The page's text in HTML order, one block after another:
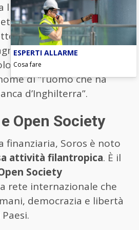
globale nel 1992,
“mercoledì nero”,
contro la sterlina
circa un miliardo
giorno. Questo episodio
di “l’uomo che ha
d’Inghilterra”.
Open Society
finanziaria, Soros è noto
attività filantropica. È il
Society
rete internazionale che
democrazia e libertà
ESPERTI ALLARME
Cosa fare